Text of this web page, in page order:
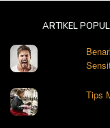
ARTIKEL
Tips